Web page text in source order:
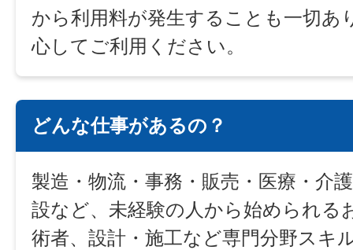
から利用料が発生することも一切あ
心してご利用ください。
どんな仕事があるの？
製造・物流・事務・販売・医療・介
設など、未経験の人から始められる
術者、設計・施工など専門分野スキ